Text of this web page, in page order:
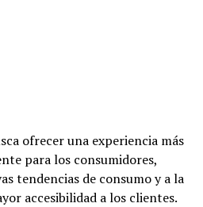
ofrecer una experiencia más
para los consumidores,
tendencias de consumo y a la
accesibilidad a los clientes.